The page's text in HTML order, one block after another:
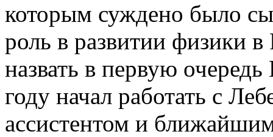
которым суждено было
роль в развитии физики
назвать в первую
году начал работать с
ассистентом и